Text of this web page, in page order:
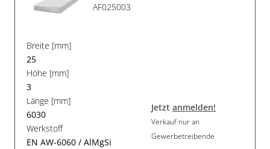
AF025003
Breite [mm]
25
Höhe [mm]
3
Länge [mm]
6030
Werkstoff
EN AW-6060 / AlMgSi
Jetztanmelden!
Verkauf nur an
Gewerbetreibende